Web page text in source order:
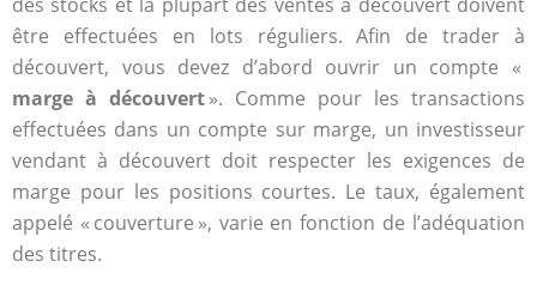
être effectuées en lots réguliers. Afin de trader à
découvert, vous devez d’abord ouvrir un compte «
marge à découvert». Comme pour les transactions
effectuées dans un compte sur marge, un investisseur
vendant à découvert doit respecter les exigences de
marge pour les positions courtes. Le taux, également
appelé « couverture », varie en fonction de l’adéquation
des titres.